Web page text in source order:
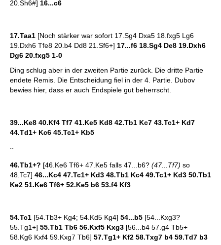
20.Sh6#] 16...c6
17.Taa1 [Noch stärker war sofort 17.Sg4 Dxa5 18.fxg5 Lg6
19.Dxh6 Tfe8 20.b4 Dd8 21.Sf6+] 17...f6 18.Sg4 De8 19.Dxh6
Dg6 20.fxg5 1-0
Ding schlug aber in der zweiten Partie zurück. Die dritte Partie
endete Remis. Die Entscheidung fiel in der 4. Partie. Dubov
bewies hier, dass er auch Endspiele gut beherrscht.
39...Ke8 40.Kf4 Tf7 41.Ke5 Kd8 42.Tb1 Kc7 43.Tc1+ Kd7
44.Td1+ Kc6 45.Tc1+ Kb5
46.Tb1+? [46.Ke6 Tf6+ 47.Ke5 falls 47...b6? (47...Tf7) so
48.Tc7] 46...Kc4 47.Tc1+ Kd3 48.Tb1 Kc4 49.Tc1+ Kd3 50.Tb1
Ke2 51.Ke6 Tf6+ 52.Ke5 b6 53.f4 Kf3
54.Tc1 [54.Tb3+ Kg4; 54.Kd5 Kg4] 54...b5 [54...Kxg3?
55.Tg1+] 55.Tb1 Tb6 56.Kxf5 Kxg3 [56...b4 57.g4 Tb5+
58.Kg6 Kxf4 59.Kxg7 Tb6] 57.Tg1+ Kf2 58.Txg7 b4 59.Td7 b3